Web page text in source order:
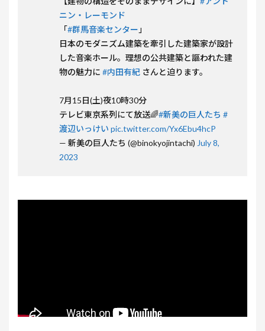
ニン・レーモンド
「#群馬音楽センター 」
日本のモダニズム建築を牽引した建築家が設計
した音楽ホール。理想の公共建築と謳われた建
物の魅力に #内田有紀 さんと迫ります。
7月15日(土)夜10時30分
テレビ東京系列にて放送🌈#新美の巨人たち #
渡辺いっけい pic.twitter.com/Yx6Ebu4hcP
— 新美の巨人たち (@binokyojintachi) July 8,
2023